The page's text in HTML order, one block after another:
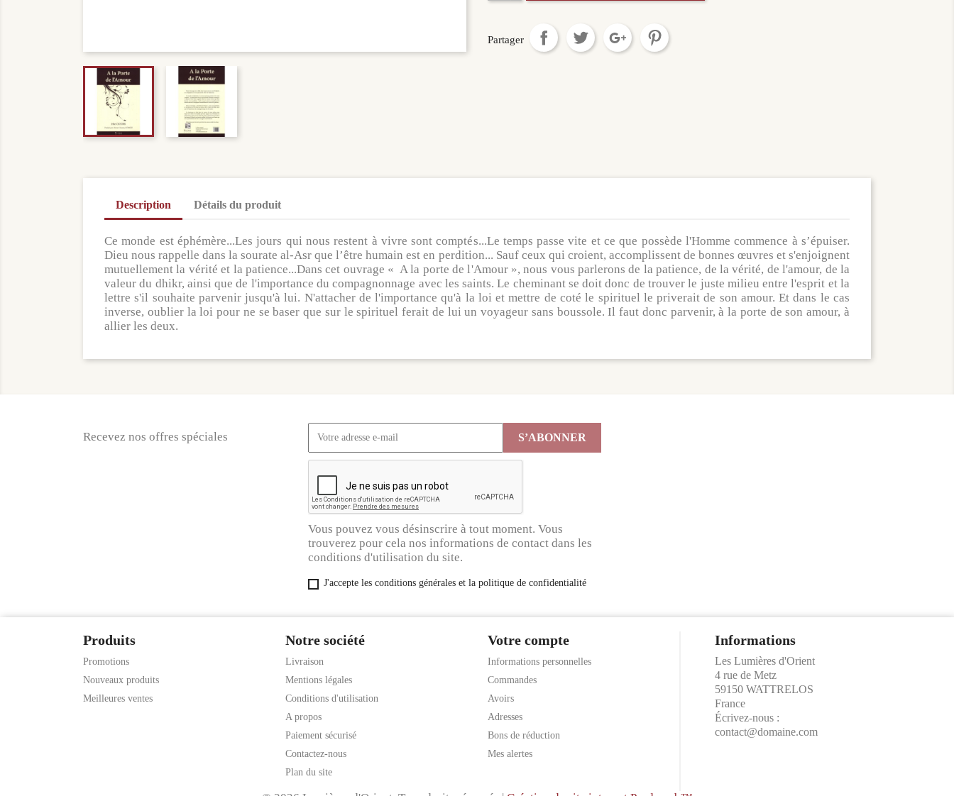
Partager
Description Détails du produit
Ce monde est éphémère...Les jours qui nous restent à vivre sont comptés...Le temps passe vite et ce que possède l'Homme commence à s’épuiser.
Dieu nous rappelle dans la sourate al-Asr que l’être humain est en perdition... Sauf ceux qui croient, accomplissent de bonnes œuvres et s'enjoignent
mutuellement la vérité et la patience...Dans cet ouvrage « A la porte de l'Amour », nous vous parlerons de la patience, de la vérité, de l'amour, de la
valeur du dhikr, ainsi que de l'importance du compagnonnage avec les saints. Le cheminant se doit donc de trouver le juste milieu entre l'esprit et la
lettre s'il souhaite parvenir jusqu'à lui. N'attacher de l'importance qu'à la loi et mettre de coté le spirituel le priverait de son amour. Et dans le cas
inverse, oublier la loi pour ne se baser que sur le spirituel ferait de lui un voyageur sans boussole. Il faut donc parvenir, à la porte de son amour, à
allier les deux.
Recevez nos offres spéciales
Vous pouvez vous désinscrire à tout moment. Vous
trouverez pour cela nos informations de contact dans les
conditions d'utilisation du site.
J'accepte les conditions générales et la politique de confidentialité
Produits
Promotions
Nouveaux produits
Meilleures ventes
Notre société
Livraison
Mentions légales
Conditions d'utilisation
A propos
Paiement sécurisé
Contactez-nous
Plan du site
Votre compte
Informations personnelles
Commandes
Avoirs
Adresses
Bons de réduction
Mes alertes
Informations
Les Lumières d'Orient
4 rue de Metz
59150 WATTRELOS
France
Écrivez-nous :
contact@domaine.com